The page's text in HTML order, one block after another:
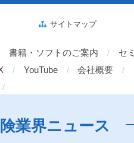
書籍・ソフトのご案内 セ
YouTube 会社概要
サイトマップ
業界ニュース